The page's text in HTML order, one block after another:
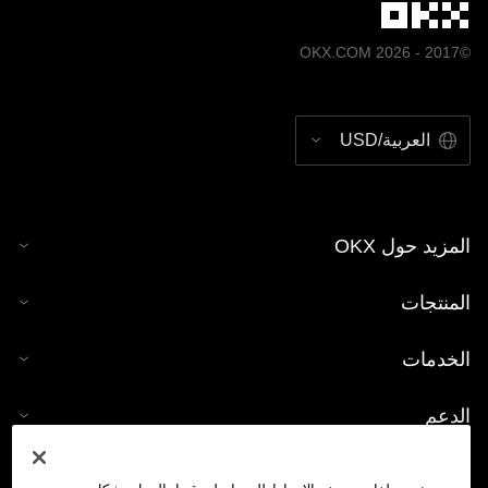
والرسوم البيانية، لا نتحمَّل أي مسؤولية أو التزام قانوني عن أي
أخطاء في الحقائق أو تلك الناتجة عن أي إغفال أو سهو فيها. تخضع
www.okx.com
.
©2017 - 2026 OKX.COM
العربية/USD
المزيد حول OKX
المنتجات
الخدمات
الدعم